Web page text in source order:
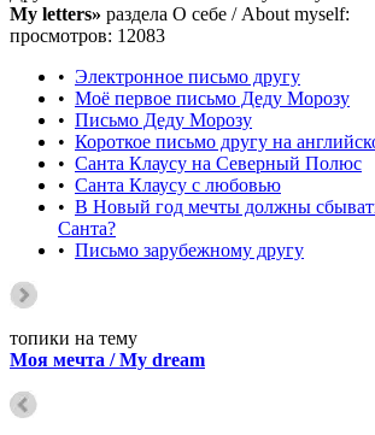
My letters» раздела О себе / About myself:
просмотров: 12083
• Электронное письмо другу
• Моё первое письмо Деду Морозу
• Письмо Деду Морозу
• Короткое письмо другу на
• Санта Клаусу на Северный Полюс
• Cанта Клаусу с любовью
• В Новый год мечты должны
Санта?
• Письмо зарубежному другу
топики на тему
Моя мечта / My dream